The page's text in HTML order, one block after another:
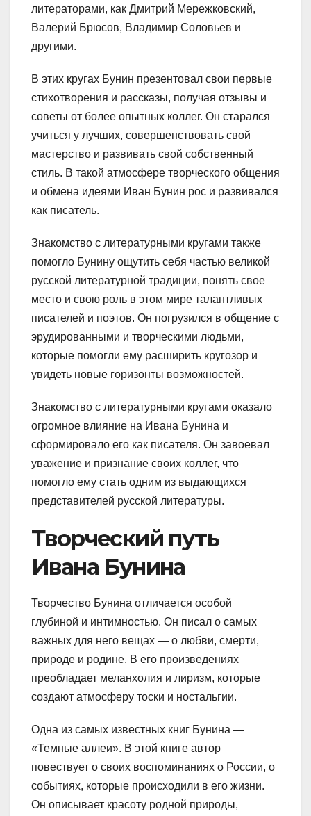
литераторами, как Дмитрий Мережковский,
Валерий Брюсов, Владимир Соловьев и
другими.
В этих кругах Бунин презентовал свои первые
стихотворения и рассказы, получая отзывы и
советы от более опытных коллег. Он старался
учиться у лучших, совершенствовать свой
мастерство и развивать свой собственный
стиль. В такой атмосфере творческого общения
и обмена идеями Иван Бунин рос и развивался
как писатель.
Знакомство с литературными кругами также
помогло Бунину ощутить себя частью великой
русской литературной традиции, понять свое
место и свою роль в этом мире талантливых
писателей и поэтов. Он погрузился в общение с
эрудированными и творческими людьми,
которые помогли ему расширить кругозор и
увидеть новые горизонты возможностей.
Знакомство с литературными кругами оказало
огромное влияние на Ивана Бунина и
сформировало его как писателя. Он завоевал
уважение и признание своих коллег, что
помогло ему стать одним из выдающихся
представителей русской литературы.
Творческий путь
Ивана Бунина
Творчество Бунина отличается особой
глубиной и интимностью. Он писал о самых
важных для него вещах — о любви, смерти,
природе и родине. В его произведениях
преобладает меланхолия и лиризм, которые
создают атмосферу тоски и ностальгии.
Одна из самых известных книг Бунина —
«Темные аллеи». В этой книге автор
повествует о своих воспоминаниях о России, о
событиях, которые происходили в его жизни.
Он описывает красоту родной природы,